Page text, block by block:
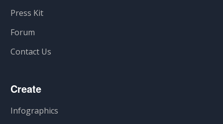
Press Kit
Forum
Contact Us
Create
Infographics